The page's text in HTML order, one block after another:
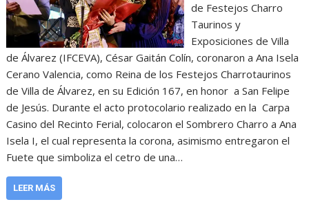
de Festejos Charro
Taurinos y
Exposiciones de Villa
de Álvarez (IFCEVA), César Gaitán Colín, coronaron a Ana Isela
Cerano Valencia, como Reina de los Festejos Charrotaurinos
de Villa de Álvarez, en su Edición 167, en honor a San Felipe
de Jesús. Durante el acto protocolario realizado en la Carpa
Casino del Recinto Ferial, colocaron el Sombrero Charro a Ana
Isela I, el cual representa la corona, asimismo entregaron el
Fuete que simboliza el cetro de una…
LEER MÁS